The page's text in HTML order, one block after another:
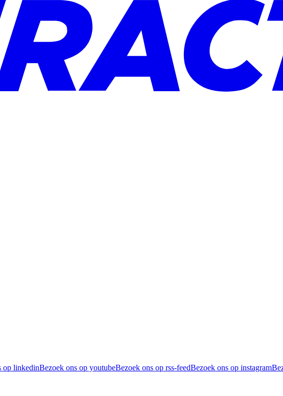
op linkedinBezoek ons op youtubeBezoek ons op rss-feedBezoek ons op instagram